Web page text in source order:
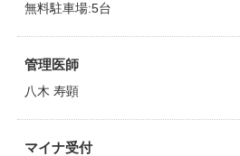
無料駐車場:5台
管理医師
八木 寿顕
マイナ受付